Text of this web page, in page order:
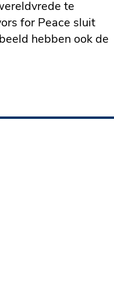
te
for Peace sluit
hebben ook de